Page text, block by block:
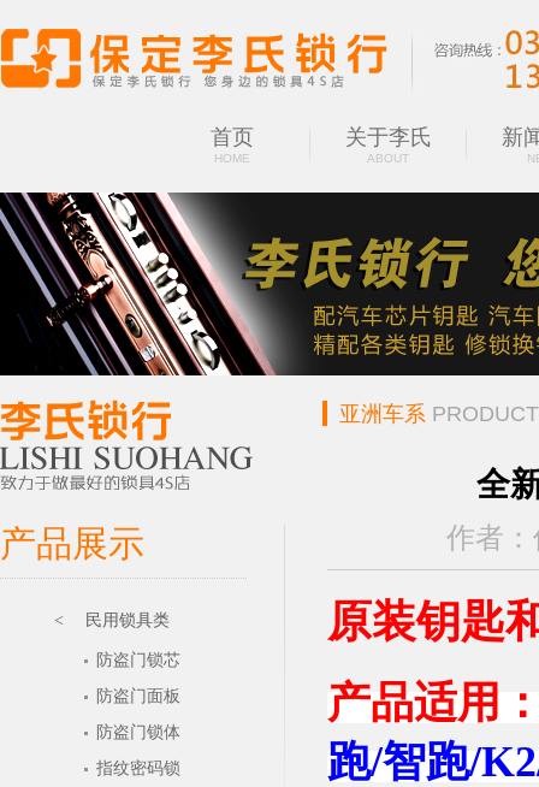
首页
HOME
关于李氏
ABOUT
新
产品展示
< 民用锁具类
防盗门锁芯
防盗门面板
防盗门锁体
指纹密码锁
亚洲车系
全
作者：
原装钥匙
产品适用
跑/智跑/